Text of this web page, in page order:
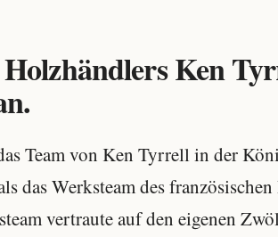
Holzhändlers Ken
Team von Ken Tyrrell in der
das Werksteam des
vertraute auf den eigenen